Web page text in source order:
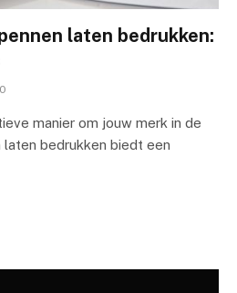
laten bedrukken:
0
manier om jouw merk in de
bedrukken biedt een